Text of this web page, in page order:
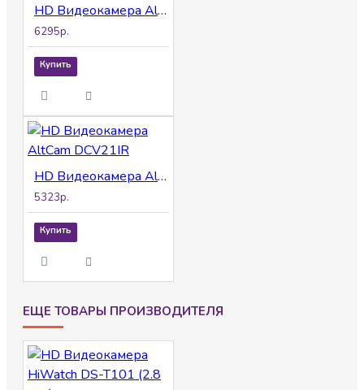
HD Видеокамера AltCam DCF81IR
6295р.
Купить
HD Видеокамера AltCam DCV21IR
5323р.
Купить
ЕЩЕ ТОВАРЫ ПРОИЗВОДИТЕЛЯ